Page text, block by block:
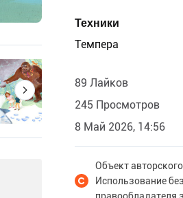
Техники
Темпера
89 Лайков
245 Просмотров
8 Май 2026, 14:56
Объект авторского
Использование